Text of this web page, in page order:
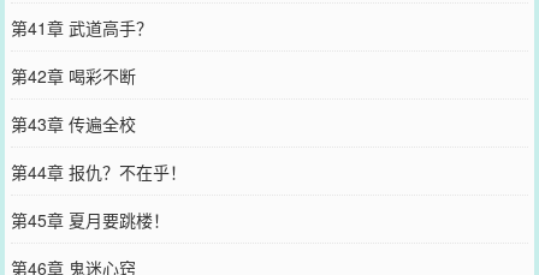
第41章 武道高手？
第42章 喝彩不断
第43章 传遍全校
第44章 报仇？不在乎！
第45章 夏月要跳楼！
第46章 鬼迷心窍